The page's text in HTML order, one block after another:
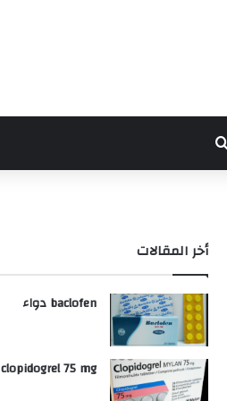
أخر المقالات
baclofen دواء
clopidogrel 75 mg دواء